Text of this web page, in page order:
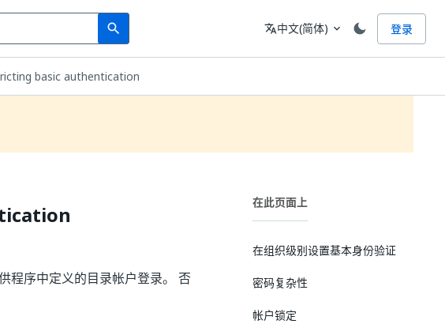
search
Search 语言
translate中文(简体) expand_more 登录
basic authentication
程序中定义的目录帐户登录。 否
在此页面上
在组织级别设置基本身份验证
密码复杂性
帐户锁定